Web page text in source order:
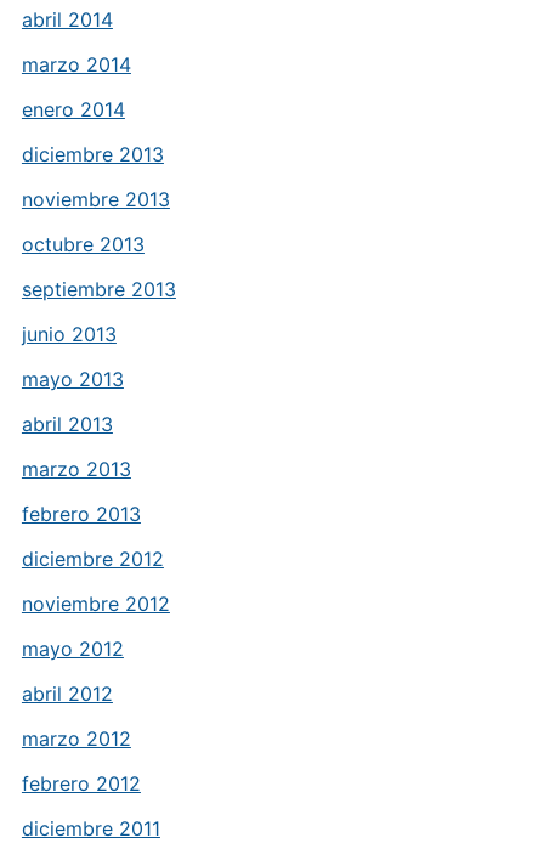
abril 2014
marzo 2014
enero 2014
diciembre 2013
noviembre 2013
octubre 2013
septiembre 2013
junio 2013
mayo 2013
abril 2013
marzo 2013
febrero 2013
diciembre 2012
noviembre 2012
mayo 2012
abril 2012
marzo 2012
febrero 2012
diciembre 2011